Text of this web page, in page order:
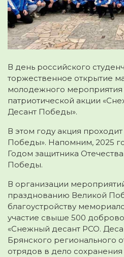
В день российского
торжественное открытие
молодежного мероприятия
патриотической акции
Десант Победы».
В этом году акция
Победы». Напомним, 2025
Годом защитника
Победы.
В организации
празднованию Великой
благоустройству
участие свыше 500
«Снежный десант РСО.
Брянского регионального
отрядов в дело